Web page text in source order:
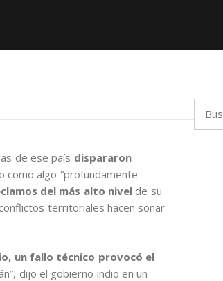
de ese país dispararon
como algo “profundamente
del más alto nivelde su
territoriales hacen sonar
un fallo técnico provocó el
dijo el gobierno indio en un